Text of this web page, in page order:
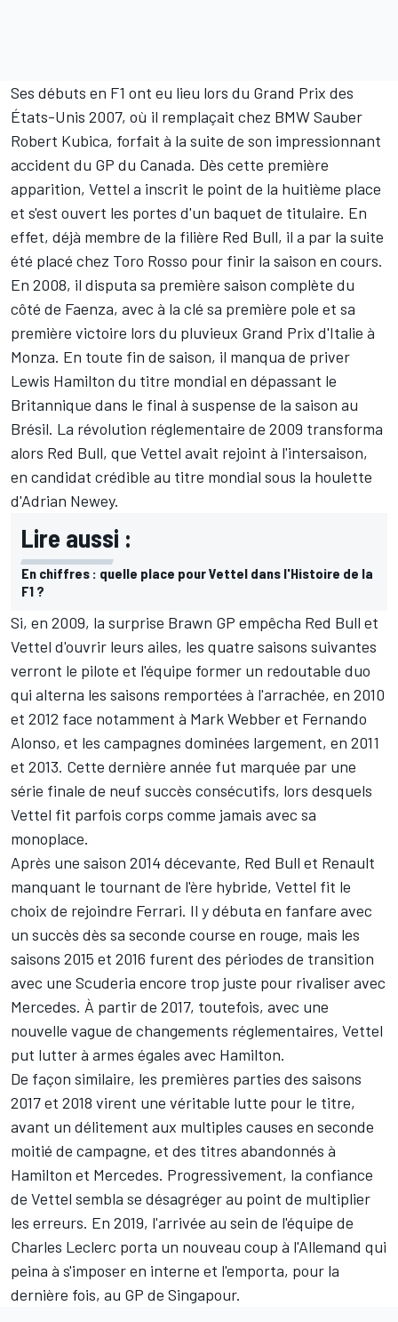
Ses débuts en F1 ont eu lieu lors du Grand Prix des
États-Unis 2007, où il remplaçait chez BMW Sauber
Robert Kubica, forfait à la suite de son impressionnant
accident du GP du Canada. Dès cette première
apparition, Vettel a inscrit le point de la huitième place
et s'est ouvert les portes d'un baquet de titulaire. En
effet, déjà membre de la filière Red Bull, il a par la suite
été placé chez Toro Rosso pour finir la saison en cours.
En 2008, il disputa sa première saison complète du
côté de Faenza, avec à la clé sa première pole et sa
première victoire lors du pluvieux Grand Prix d'Italie à
Monza. En toute fin de saison, il manqua de priver
Lewis Hamilton du titre mondial en dépassant le
Britannique dans le final à suspense de la saison au
Brésil. La révolution réglementaire de 2009 transforma
alors Red Bull, que Vettel avait rejoint à l'intersaison,
en candidat crédible au titre mondial sous la houlette
d'Adrian Newey.
Lire aussi :
En chiffres : quelle place pour Vettel dans l'Histoire de la
F1 ?
Si, en 2009, la surprise Brawn GP empêcha Red Bull et
Vettel d'ouvrir leurs ailes, les quatre saisons suivantes
verront le pilote et l'équipe former un redoutable duo
qui alterna les saisons remportées à l'arrachée, en 2010
et 2012 face notamment à Mark Webberet Fernando
Alonso, et les campagnes dominées largement, en 2011
et 2013. Cette dernière année fut marquée par une
série finale de neuf succès consécutifs, lors desquels
Vettel fit parfois corps comme jamais avec sa
monoplace.
Après une saison 2014 décevante, Red Bull et Renault
manquant le tournant de l'ère hybride, Vettel fit le
choix de rejoindre Ferrari. Il y débuta en fanfare avec
un succès dès sa seconde course en rouge, mais les
saisons 2015 et 2016 furent des périodes de transition
avec une Scuderia encore trop juste pour rivaliser avec
Mercedes. À partir de 2017, toutefois, avec une
nouvelle vague de changements réglementaires, Vettel
put lutter à armes égales avec Hamilton.
De façon similaire, les premières parties des saisons
2017 et 2018 virent une véritable lutte pour le titre,
avant un délitement aux multiples causes en seconde
moitié de campagne, et des titres abandonnés à
Hamilton et Mercedes. Progressivement, la confiance
de Vettel sembla se désagréger au point de multiplier
les erreurs. En 2019, l'arrivée au sein de l'équipe de
Charles Leclerc porta un nouveau coup à l'Allemand qui
peina à s'imposer en interne et l'emporta, pour la
dernière fois, au GP de Singapour.